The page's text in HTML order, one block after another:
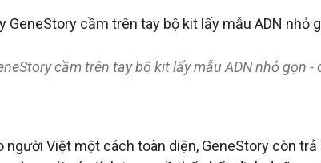
cầm trên tay bộ kit lấy mẫu ADN nhỏ gọn
Việt một cách toàn diện, GeneStory còn